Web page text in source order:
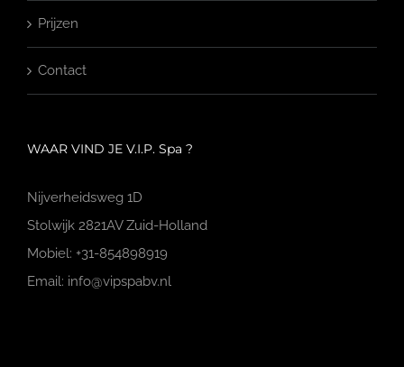
Prijzen
Contact
WAAR VIND JE V.I.P. Spa ?
Nijverheidsweg 1D
Stolwijk 2821AV Zuid-Holland
Mobiel: +31-854898919
Email: info@vipspabv.nl